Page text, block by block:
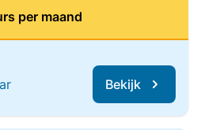
per maand
Bekijk